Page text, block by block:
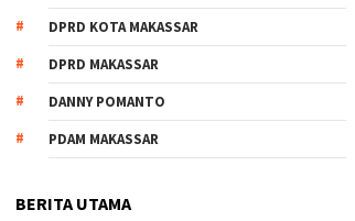
DPRD KOTA MAKASSAR
DPRD MAKASSAR
DANNY POMANTO
PDAM MAKASSAR
BERITA UTAMA